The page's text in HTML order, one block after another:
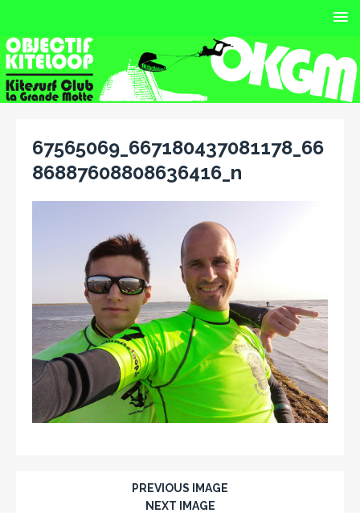
67565069_667180437081178_66
86887608808636416_n
PREVIOUS IMAGE
NEXT IMAGE